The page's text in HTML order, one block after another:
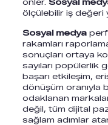
ölçülebilir iş değeri
Sosyal medya
rakamları
sonuçları ortaya
sayıları popülerlik
başarı etkileşim,
dönüşüm oranıyla
odaklanan
değil, tüm dijital
sağlam adımlar